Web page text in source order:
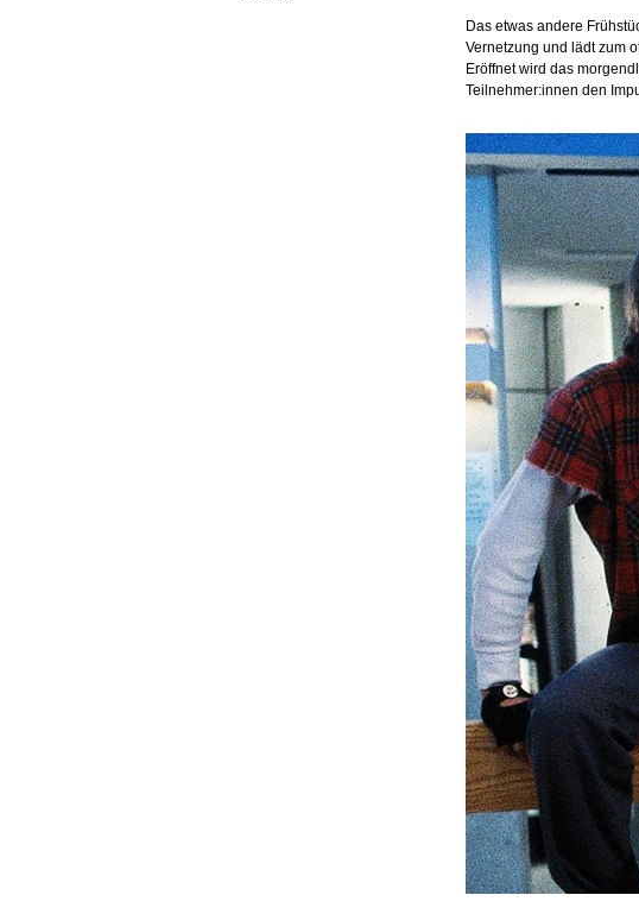
Das etwas andere
Vernetzung und lädt zum
Eröffnet wird das
Teilnehmer:innen den